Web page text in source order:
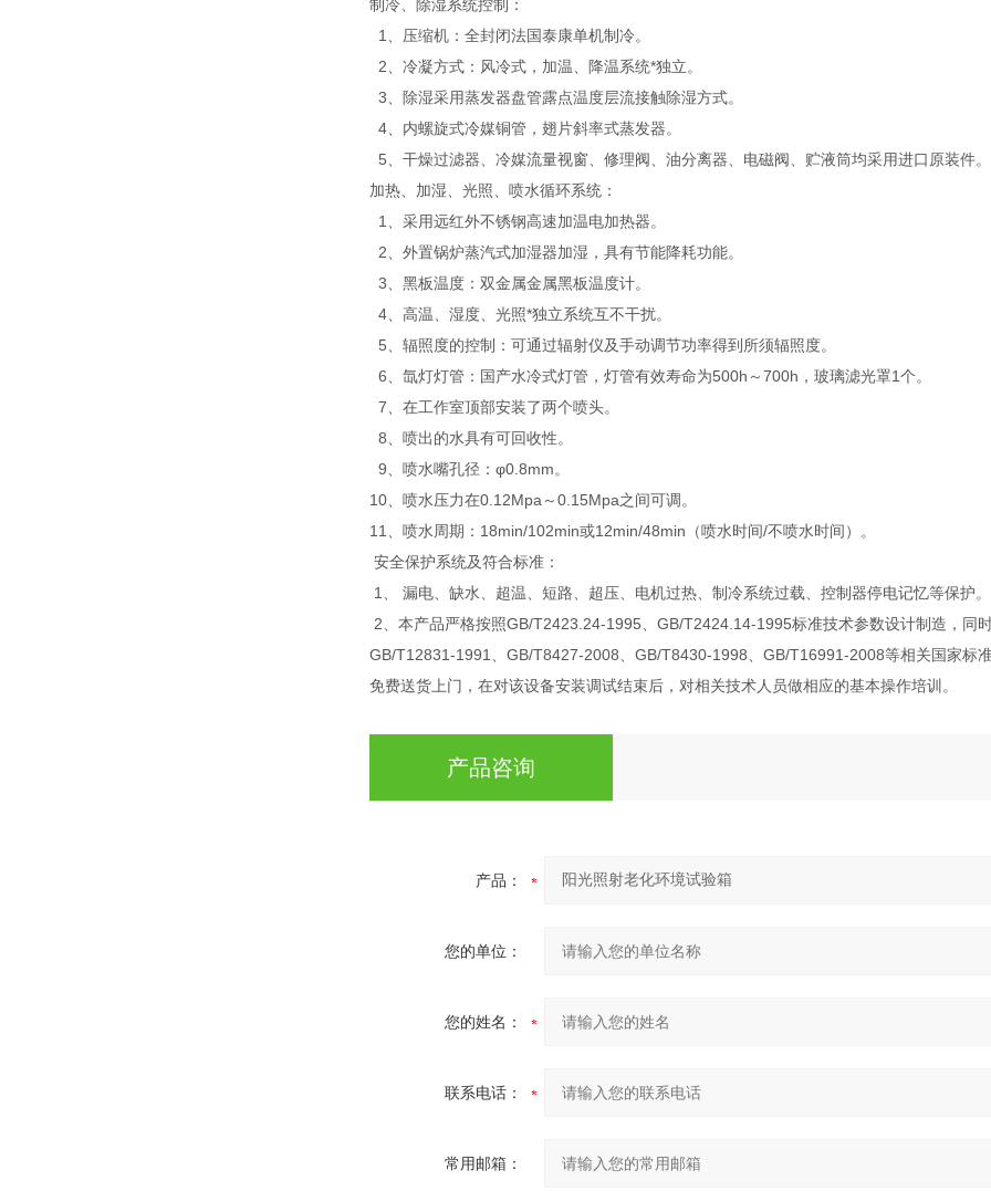
制冷、除湿系统控制：
1、压缩机：全封闭法国泰康单机制冷。
2、冷凝方式：风冷式，加温、降温系统*独立。
3、除湿采用蒸发器盘管露点温度层流接触除湿方式。
4、内螺旋式冷媒铜管，翅片斜率式蒸发器。
5、干燥过滤器、冷媒流量视窗、修理阀、油分离器、电磁阀、贮液筒均采用进口原装件。
加热、加湿、光照、喷水循环系统：
1、采用远红外不锈钢高速加温电加热器。
2、外置锅炉蒸汽式加湿器加湿，具有节能降耗功能。
3、黑板温度：双金属金属黑板温度计。
4、高温、湿度、光照*独立系统互不干扰。
5、辐照度的控制：可通过辐射仪及手动调节功率得到所须辐照度。
6、氙灯灯管：国产水冷式灯管，灯管有效寿命为500h～700h，玻璃滤光罩1个。
7、在工作室顶部安装了两个喷头。
8、喷出的水具有可回收性。
9、喷水嘴孔径：φ0.8mm。
10、喷水压力在0.12Mpa～0.15Mpa之间可调。
11、喷水周期：18min/102min或12min/48min（喷水时间/不喷水时间）。
安全保护系统及符合标准：
1、 漏电、缺水、超温、短路、超压、电机过热、制冷系统过载、控制器停电记忆等保护。
2、本产品严格按照GB/T2423.24-1995、GB/T2424.14-1995标准技术参数设计制造，
GB/T12831-1991、GB/T8427-2008、GB/T8430-1998、GB/T16991-2008等相关国家标
免费送货上门，在对该设备安装调试结束后，对相关技术人员做相应的基本操作培训。
产品咨询
产品：
您的单位：
您的姓名：
联系电话：
常用邮箱：